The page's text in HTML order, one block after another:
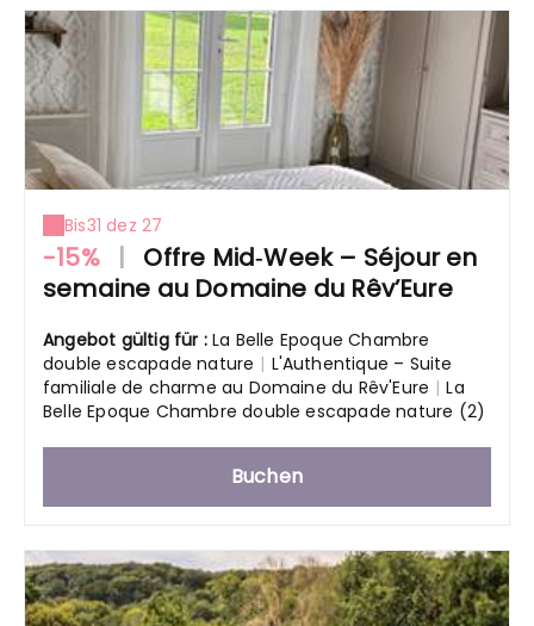
Bis31 dez 27
-15% |
Offre Mid‑Week – Séjour en
semaine au Domaine du Rêv’Eure
Angebot gültig für :La Belle Epoque Chambre
double escapade nature | L'Authentique – Suite
familiale de charme au Domaine du Rêv'Eure | La
Belle Epoque Chambre double escapade nature (2)
Buchen